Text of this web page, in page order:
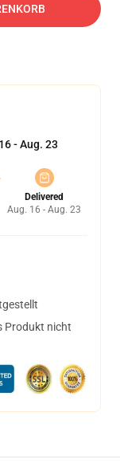
- Aug. 23
Delivered
Aug. 16 - Aug. 23
Produkt nicht